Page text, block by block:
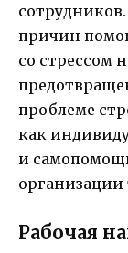
причин
со стрессом
проблеме
как
и
организации
Рабочая